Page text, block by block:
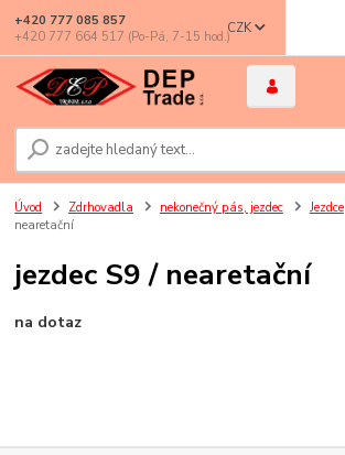
CZK
+420 777 085 857
+420 777 664 517 (Po-Pá, 7-15 hod.)
Úvod Zdrhovadla nekonečný pás, jezdec Jezdce
nearetační
jezdec S9 / nearetační
na dotaz